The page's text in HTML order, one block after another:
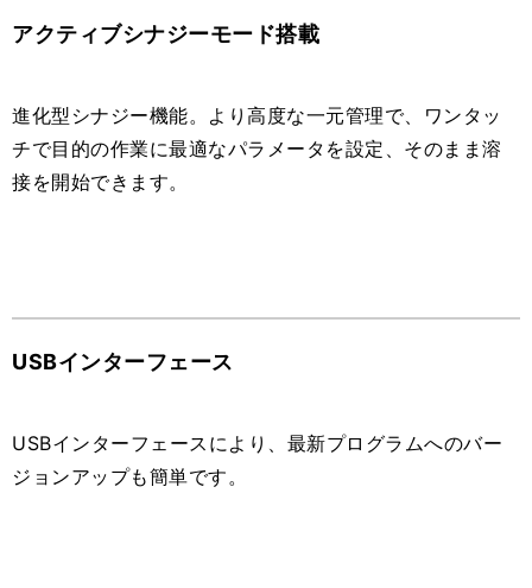
アクティブシナジーモード搭載
進化型シナジー機能。より高度な一元管理で、ワンタッ
チで目的の作業に最適なパラメータを設定、そのまま溶
接を開始できます。
USBインターフェース
USBインターフェースにより、最新プログラムへのバー
ジョンアップも簡単です。